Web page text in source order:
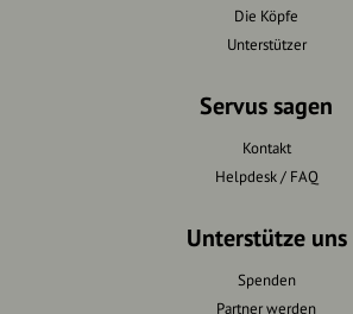
Die Köpfe
Unterstützer
Servus sagen
Kontakt
Helpdesk / FAQ
Unterstütze uns
Spenden
Partner werden